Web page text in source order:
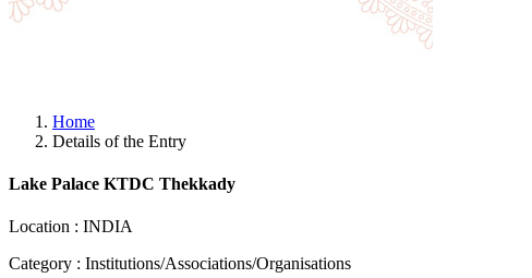
Home
Details of the Entry
Lake Palace KTDC Thekkady
Location : INDIA
Category : Institutions/Associations/Organisations